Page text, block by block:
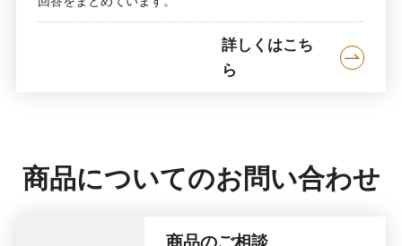
詳しくはこち
ら
商品についてのお問い合わせ
商品のご相談